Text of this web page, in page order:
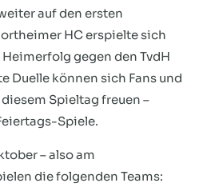
auf den ersten
HC erspielte sich
gegen den TvdH
Duelle können sich Fans und
Spieltag freuen –
Spiele.
– also am
die folgenden Teams: